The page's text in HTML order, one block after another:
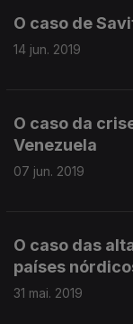
O caso de
14 jun. 2019
O caso da
Venezuela
07 jun. 2019
O caso das
países
31 mai. 2019